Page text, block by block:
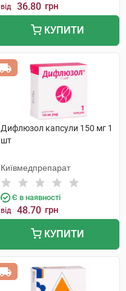
від 36.80 грн
КУПИТИ
Дифлюзол капсули 150 мг 1
шт
Київмедпрепарат
Є в наявності
від 48.70 грн
КУПИТИ